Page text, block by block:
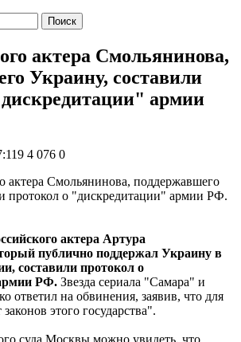
Поиск
актера Смольянинова,
Украину, составили
армии
4 076 0
актера Артура
публично поддержал Украину в
составили протокол о
РФ. Звезда сериала "Самара" и
ответил на обвинения, заявив, что для
этого государства".
суда Москвы можно увидеть, что